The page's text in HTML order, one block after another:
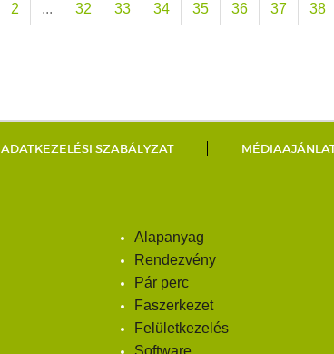
2 ... 32 33 34 35 36 37 38
ADATKEZELÉSI SZABÁLYZAT
Alapanyag
Rendezvény
Pár perc
Faszerkezet
Felületkezelés
Software